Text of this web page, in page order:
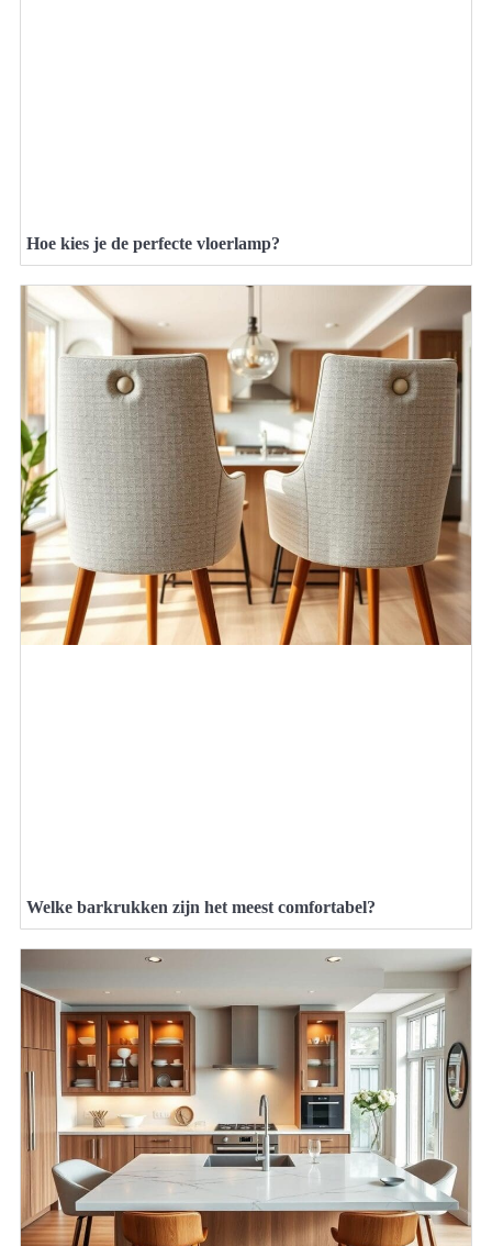
Hoe kies je de perfecte vloerlamp?
Welke barkrukken zijn het meest comfortabel?